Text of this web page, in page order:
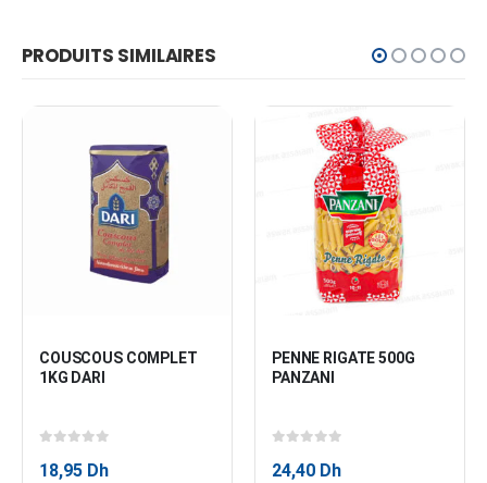
PRODUITS SIMILAIRES
COUSCOUS COMPLET
1KG DARI
18,95 Dh
PENNE RIGATE 500G
PANZANI
24,40 Dh